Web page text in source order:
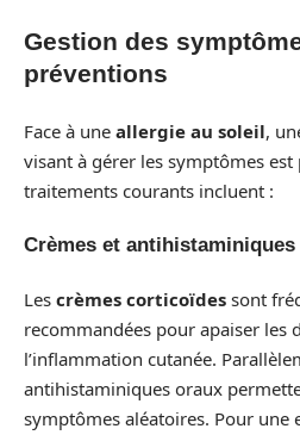
Gestion des
préventions
Face à une allergie au soleil,
visant à gérer les symptômes
traitements courants incluent :
Crèmes et antihistaminiques
Les crèmes corticoïdes sont
recommandées pour apaiser les
l’inflammation cutanée.
antihistaminiques oraux
symptômes aléatoires. Pour une